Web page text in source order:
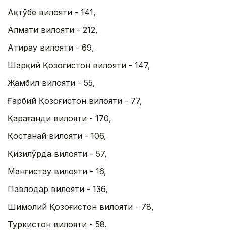
Ақтўбе вилояти - 141,
Алмати вилояти - 212,
Атирау вилояти - 69,
Шарқий Қозоғистон вилояти - 147,
Жамбил вилояти - 55,
Ғарбий Қозоғистон вилояти - 77,
Қарағанди вилояти - 170,
Қостанай вилояти - 106,
Қизилўрда вилояти - 57,
Манғистау вилояти - 16,
Павлодар вилояти - 136,
Шимолий Қозоғистон вилояти - 78,
Туркистон вилояти - 58.